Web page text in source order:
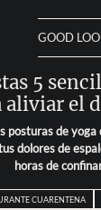
GOOD
5
aliviar el
posturas de
dolores de
horas de
CUARENTENA